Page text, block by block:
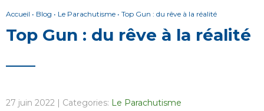
Accueil • Blog • Le Parachutisme • Top Gun : du rêve à la réalité
Top Gun : du rêve à la réalité
27 juin 2022 | Categories: Le Parachutisme